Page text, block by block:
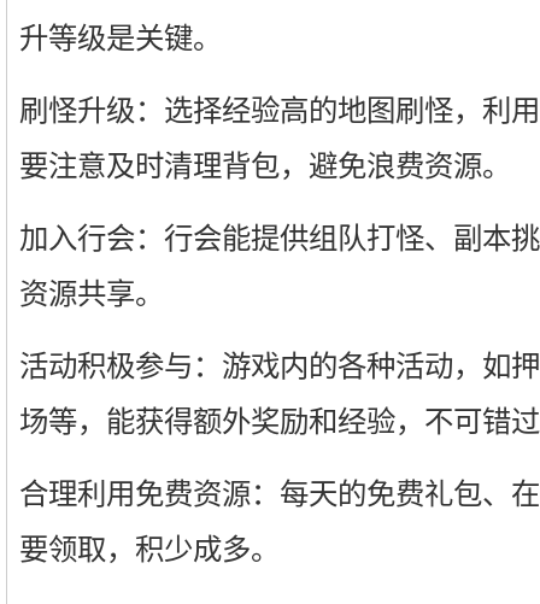
升等级是关键。
刷怪升级：选择经验高的地图刷怪，利
要注意及时清理背包，避免浪费资源。
加入行会：行会能提供组队打怪、副本
资源共享。
活动积极参与：游戏内的各种活动，如
场等，能获得额外奖励和经验，不可错
合理利用免费资源：每天的免费礼包、
要领取，积少成多。